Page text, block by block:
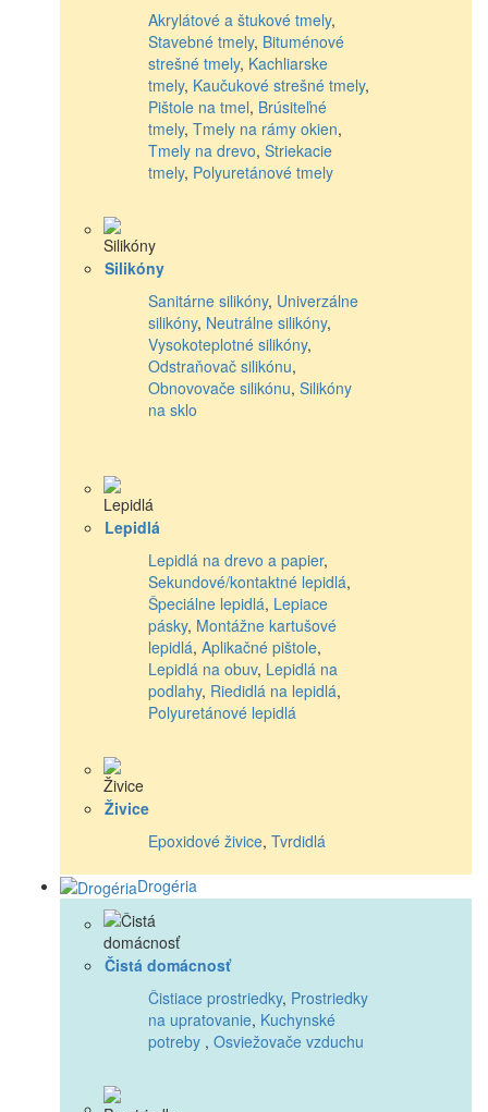
Akrylátové a štukové tmely,
Stavebné tmely, Bituménové
strešné tmely, Kachliarske
tmely, Kaučukové strešné tmely,
Pištole na tmel, Brúsiteľné
tmely, Tmely na rámy okien,
Tmely na drevo, Striekacie
tmely, Polyuretánové tmely
Silikóny
Sanitárne silikóny, Univerzálne
silikóny, Neutrálne silikóny,
Vysokoteplotné silikóny,
Odstraňovač silikónu,
Obnovovače silikónu, Silikóny
na sklo
Lepidlá
Lepidlá na drevo a papier,
Sekundové/kontaktné lepidlá,
Špeciálne lepidlá, Lepiace
pásky, Montážne kartušové
lepidlá, Aplikačné pištole,
Lepidlá na obuv, Lepidlá na
podlahy, Riedidlá na lepidlá,
Polyuretánové lepidlá
Živice
Epoxidové živice, Tvrdidlá
Drogéria
Čistá domácnosť
Čistiace prostriedky, Prostriedky
na upratovanie, Kuchynské
potreby , Osviežovače vzduchu